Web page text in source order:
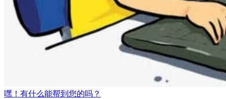
嘿！有什么能帮到您的吗？